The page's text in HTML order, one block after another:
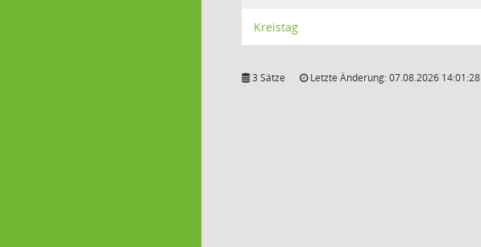
Kreistag
3 Sätze Letzte Änderung: 07.08.2026 14:01:28